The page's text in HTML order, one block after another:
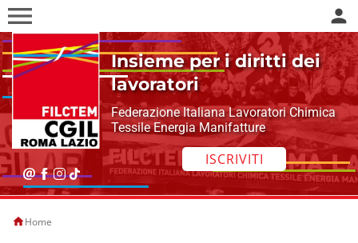
menu person
Insieme per i diritti dei
lavoratori
Federazione Italiana Lavoratori Chimica
Tessile Energia Manifatture
ISCRIVITI
Home